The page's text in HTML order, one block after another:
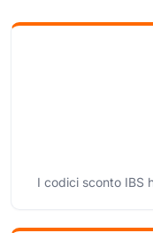
I codici sconto IBS